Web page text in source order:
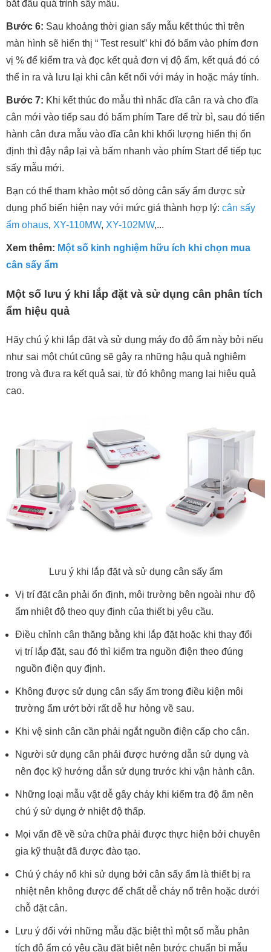
bắt đầu quá trình sấy mẫu.
Bước 6: Sau khoảng thời gian sấy mẫu kết thúc thì trên
màn hình sẽ hiển thị “ Test result” khi đó bấm vào phím đơn
vị % để kiểm tra và đọc kết quả đơn vị độ ẩm, kết quá đó có
thể in ra và lưu lại khi cân kết nối với máy in hoặc máy tính.
Bước 7: Khi kết thúc đo mẫu thì nhấc đĩa cân ra và cho đĩa
cân mới vào tiếp sau đó bấm phím Tare để trừ bì, sau đó tiến
hành cân đưa mẫu vào đĩa cân khi khối lượng hiển thị ổn
định thì đậy nắp lại và bấm nhanh vào phím Start để tiếp tục
sấy mẫu mới.
Bạn có thể tham khảo một số dòng cân sấy ẩm được sử
dụng phổ biến hiện nay với mức giá thành hợp lý: cân sấy
ẩm ohaus, XY-110MW, XY-102MW,...
Xem thêm: Một số kinh nghiệm hữu ích khi chọn mua
cân sấy ẩm
Một số lưu ý khi lắp đặt và sử dụng cân phân tích
ẩm hiệu quả
Hãy chú ý khi lắp đặt và sử dụng máy đo độ ẩm này bởi nếu
như sai một chút cũng sẽ gây ra những hậu quả nghiêm
trọng và đưa ra kết quả sai, từ đó không mang lại hiệu quả
cao.
Lưu ý khi lắp đặt và sử dụng cân sấy ẩm
Vị trí đặt cân phải ổn định, môi trường bên ngoài như độ
ẩm nhiệt độ theo quy định của thiết bị yêu cầu.
Điều chỉnh cân thăng bằng khi lắp đặt hoặc khi thay đổi
vị trí lắp đặt, sau đó thì kiểm tra nguồn điện theo đúng
nguồn điện quy định.
Không được sử dụng cân sấy ẩm trong điều kiện môi
trường ẩm ướt bởi rất dễ hư hỏng về sau.
Khi vệ sinh cân cần phải ngắt nguồn điện cấp cho cân.
Người sử dụng cân phải được hướng dẫn sử dụng và
nên đọc kỹ hướng dẫn sử dụng trước khi vận hành cân.
Những loại mẫu vật dễ gây cháy khi kiểm tra độ ẩm nên
chú ý sử dụng ở nhiệt độ thấp.
Mọi vấn đề về sửa chữa phải được thực hiện bởi chuyên
gia kỹ thuật đã được đào tạo.
Chú ý cháy nổ khi sử dụng bởi cân sấy ẩm là thiết bị ra
nhiệt nên không được để chất dễ cháy nổ trên hoặc dưới
chỗ đặt cân.
Lưu ý đối với những mẫu đặc biệt thì một số mẫu phân
tích độ ẩm có yêu cầu đặt biệt nên bước chuẩn bị mẫu